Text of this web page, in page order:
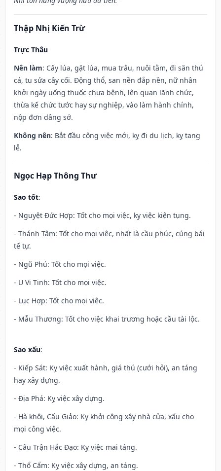
Thập Nhị Kiến Trừ
Trực Thâu
Nên làm: Cấy lúa, gặt lúa, mua trâu, nuôi tằm, đi săn thú
cá, tu sửa cây cối. Động thổ, san nền đắp nền, nữ nhân
khởi ngày uống thuốc chưa bệnh, lên quan lãnh chức,
thừa kế chức tước hay sự nghiệp, vào làm hành chính,
nộp đơn dâng sớ.
Không nên: Bắt đầu công việc mới, kỵ đi du lịch, kỵ tang
lễ.
Ngọc Hạp Thông Thư
Sao tốt:
- Nguyệt Đức Hợp: Tốt cho mọi việc, kỵ việc kiện tụng.
- Thánh Tâm: Tốt cho mọi việc, nhất là cầu phúc, cúng bái
tế tự.
- Ngũ Phú: Tốt cho mọi việc.
- U Vi Tinh: Tốt cho mọi việc.
- Lục Hợp: Tốt cho mọi việc.
- Mẫu Thương: Tốt cho việc khai trương hoặc cầu tài lộc.
Sao xấu:
- Kiếp Sát: Kỵ việc xuất hành, giá thú (cưới hỏi), an táng
hay xây dựng.
- Địa Phá: Kỵ việc xây dựng.
- Hà khôi, Cẩu Giảo: Kỵ khởi công xây nhà cửa, xấu cho
mọi công việc.
- Câu Trận Hắc Đạo: Kỵ việc mai táng.
- Thổ Cẩm: Kỵ việc xây dựng, an táng.